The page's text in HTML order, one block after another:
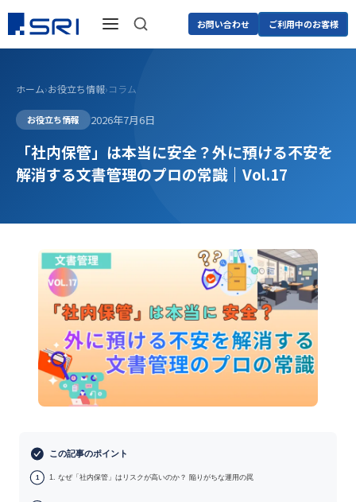
お問い合わせ ご利用中のお客様
ホーム›お役立ち情報›コラム
お役立ち情報 2026年7月6日
「社内保管」は本当に安全？外に預ける不安を
解消する文書管理のプロの常識｜Vol.17
この記事のポイント
1 1. なぜ「社内保管」はリスクが高いのか？ 陥りがちな運用の罠